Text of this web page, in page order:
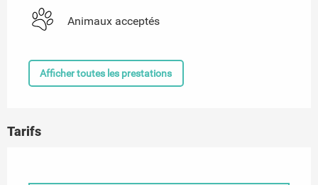
Animaux acceptés
Afficher toutes les prestations
Tarifs